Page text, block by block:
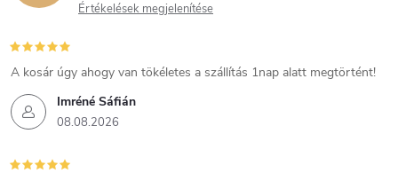
Értékelések megjelenítése
Imréné Sáfián
08.08.2026
A kosár úgy ahogy van tökéletes a szállítás 1nap alatt megtörtént!